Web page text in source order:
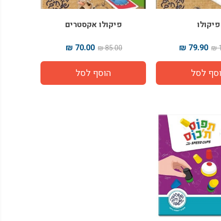
פיקולו
79.90 ₪
פיקולו אקסטרים
85.00 ₪
70.00 ₪